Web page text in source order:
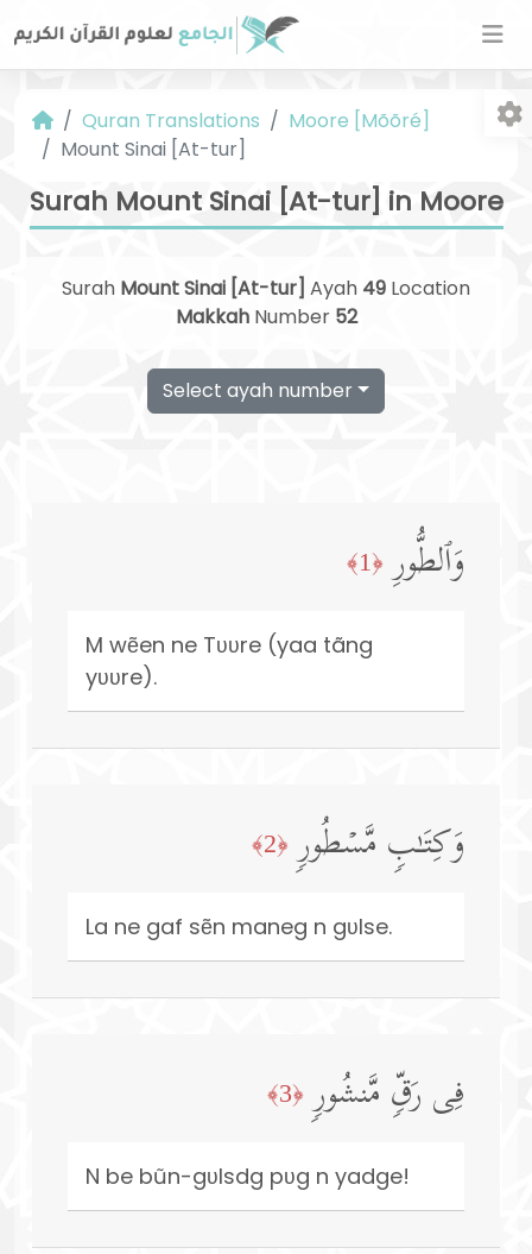
Quran Translations
Moore [Mõõré]
Mount Sinai [At-tur]
Surah Mount Sinai [At-tur] in Moore
Surah Mount Sinai [At-tur] Ayah 49 Location
MakkahNumber 52
Select ayah number
وَٱلطُّورِ ﴿1﴾
M wẽen ne Tʋʋre (yaa tãng
yʋʋre).
وَكِتَـٰبࣲ مَّسۡطُورࣲ ﴿2﴾
La ne gaf sẽn maneg n gʋlse.
فِی رَقࣲّ مَّنشُورࣲ ﴿3﴾
N be bũn-gʋlsdg pʋg n yadge!